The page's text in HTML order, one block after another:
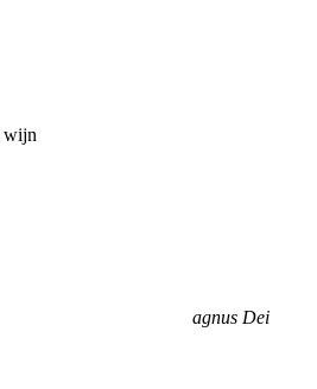
wijn
agnus Dei